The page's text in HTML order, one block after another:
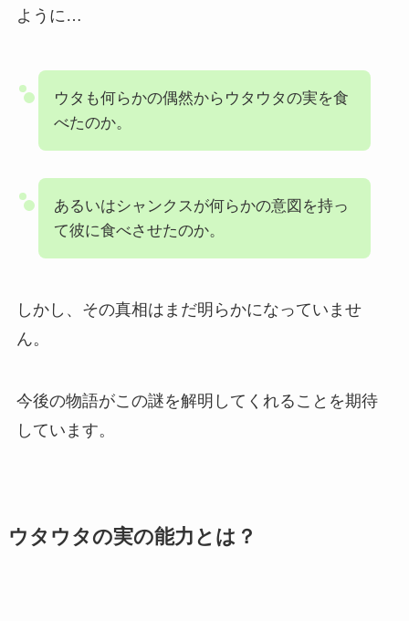
ように…
ウタも何らかの偶然からウタウタの実を食
べたのか。
あるいはシャンクスが何らかの意図を持っ
て彼に食べさせたのか。
しかし、その真相はまだ明らかになっていませ
ん。
今後の物語がこの謎を解明してくれることを期待
しています。
ウタウタの実の能力とは？